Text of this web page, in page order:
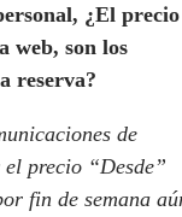
¿El precio
web, son los
reserva?
de
precio “Desde”
fin de semana